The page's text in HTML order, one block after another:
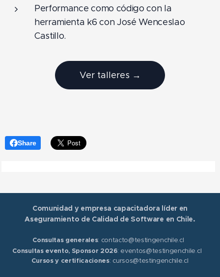
Performance como código con la
herramienta k6 con José Wenceslao
Castillo.
Ver talleres →
Share
Comunidad y empresa capacitadora líder en
Aseguramiento de Calidad de Software en Chile.
Consultas generales: contacto@testingenchile.cl
Consultas evento, Sponsor 2026: eventos@testingenchile.cl
Cursos y certificaciones: cursos@testingenchile.cl